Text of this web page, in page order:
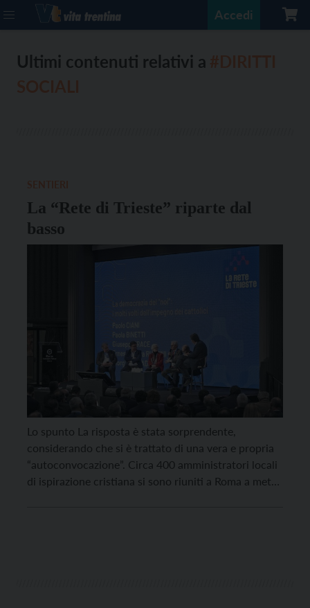
Accedi
Ultimi contenuti relativi a
La “Rete di Trieste” riparte dal
basso
Lo spunto La risposta è stata sorprendente,
considerando che si è trattato di una vera e propria
“autoconvocazione”. Circa 400 amministratori locali
di ispirazione cristiana si sono riuniti a Roma a metà